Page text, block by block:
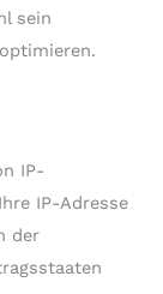
sein
IP-
IP-Adresse
der